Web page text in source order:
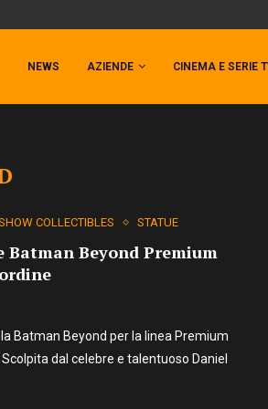
NEWS AZIENDE CINEMA E SERIE
COLLECTIBLES STATUE
Batman Beyond Premium
Batman Beyond per la linea Premium
dal celebre e talentuoso Daniel